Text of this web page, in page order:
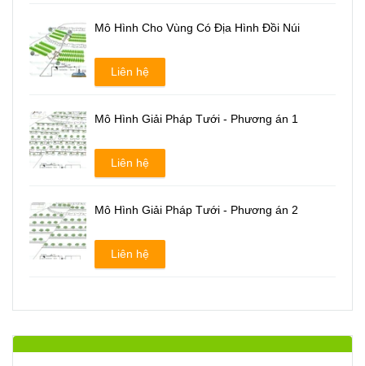
Mô Hình Cho Vùng Có Địa Hình Đồi Núi
Liên hệ
Mô Hình Giải Pháp Tưới - Phương án 1
Liên hệ
Mô Hình Giải Pháp Tưới - Phương án 2
Liên hệ